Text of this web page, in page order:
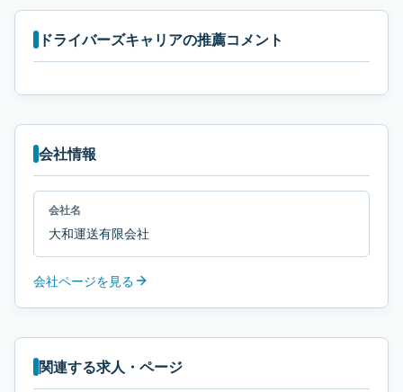
ドライバーズキャリアの推薦コメント
会社情報
会社名
大和運送有限会社
会社ページを見る
関連する求人・ページ